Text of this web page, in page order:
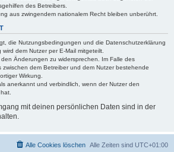
des Betreibers.
aus zwingendem nationalem Recht bleiben unberührt.
die Nutzungsbedingungen und die Datenschutzerklärung
dem Nutzer per E-Mail mitgeteilt.
Änderungen zu widersprechen. Im Falle des
zwischen dem Betreiber und dem Nutzer bestehende
Wirkung.
anerkannt und verbindlich, wenn der Nutzer den
mit deinen persönlichen Daten sind in der
Alle Zeiten sind UTC+01:00
Alle Cookies löschen